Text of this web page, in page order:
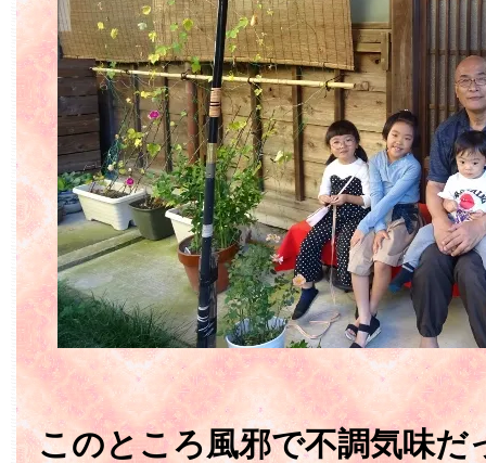
このところ風邪で不調気味だ